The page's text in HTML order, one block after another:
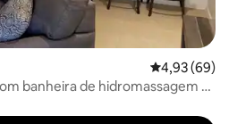
4,93 de uma
4,93 (69)
banheira de hidromassagem e